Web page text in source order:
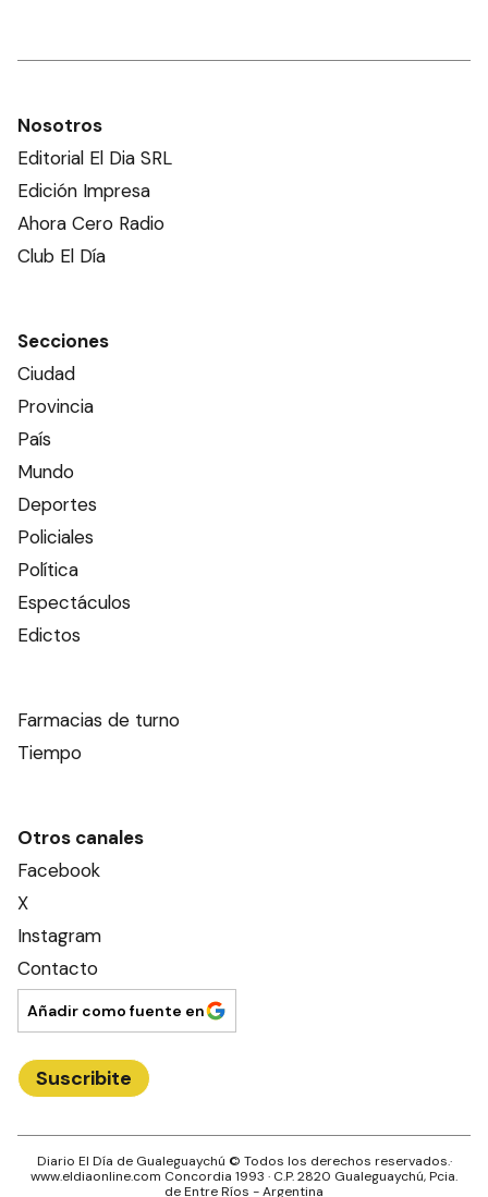
Nosotros
Editorial El Dia SRL
Edición Impresa
Ahora Cero Radio
Club El Día
Secciones
Ciudad
Provincia
País
Mundo
Deportes
Policiales
Política
Espectáculos
Edictos
Farmacias de turno
Tiempo
Otros canales
Facebook
X
Instagram
Contacto
Añadir como fuente en
Suscribite
Diario El Día de Gualeguaychú © Todos los derechos reservados.·
www.eldiaonline.com Concordia 1993 · C.P.2820 Gualeguaychú, Pcia.
deEntre Ríos - Argentina